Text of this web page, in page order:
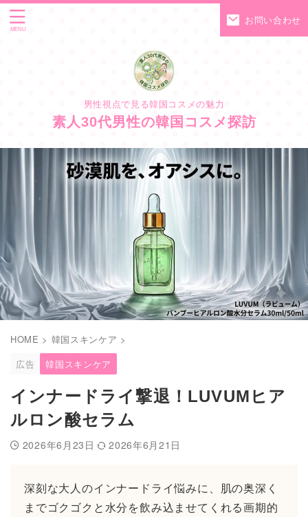
お問い合わせ
男性視点で見る韓国コスメの魅力
素人30代男性の韓国コスメ探訪
HOME > 韓国スキンケア >
広告
韓国スキンケア
インナードライ撃退！LUVUMヒア
ルロン酸セラム
2026年6月23日 2026年6月21日
深刻な大人のインナードライ悩みに、肌の奥深く
までゴクゴクと水分を飲み込ませてくれる画期的